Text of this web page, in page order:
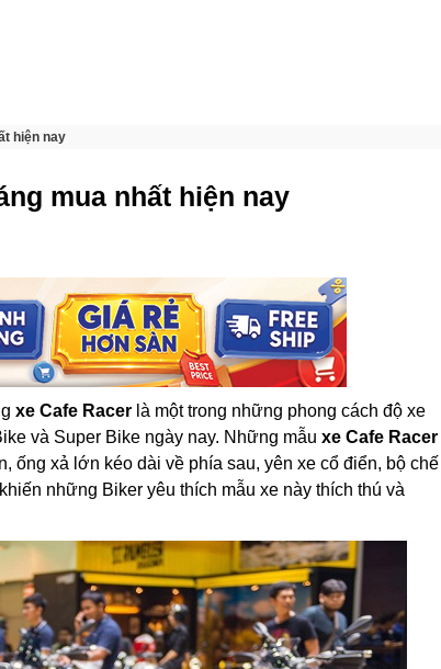
hiện nay
mua nhất hiện nay
xe Cafe Racer là một trong những phong cách độ xe
và Super Bike ngày nay. Những mẫu xe Cafe Racer
ống xả lớn kéo dài về phía sau, yên xe cổ điển, bộ chế
những Biker yêu thích mẫu xe này thích thú và